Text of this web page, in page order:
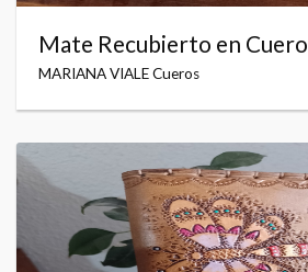
Mate Recubierto en Cuero
MARIANA VIALE Cueros